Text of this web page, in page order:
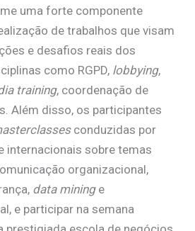
uma forte componente
de trabalhos que visam
e desafios reais dos
como RGPD, lobbying,
training, coordenação de
Além disso, os participantes
conduzidas por
internacionais sobre temas
organizacional,
data mininge
e participar na semana